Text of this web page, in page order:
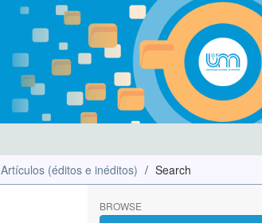
Artículos (éditos e inéditos) Search
BROWSE